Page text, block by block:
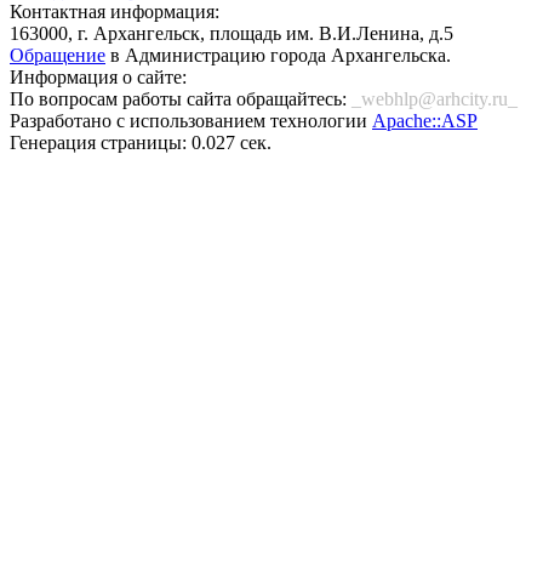
Контактная информация:
163000, г. Архангельск, площадь им. В.И.Ленина, д.5
Обращение в Администрацию города Архангельска.
Информация о сайте:
По вопросам работы сайта обращайтесь:
_webhlp@arhcity.ru_
Разработано с использованием технологии Apache::ASP
Генерация страницы: 0.027 сек.